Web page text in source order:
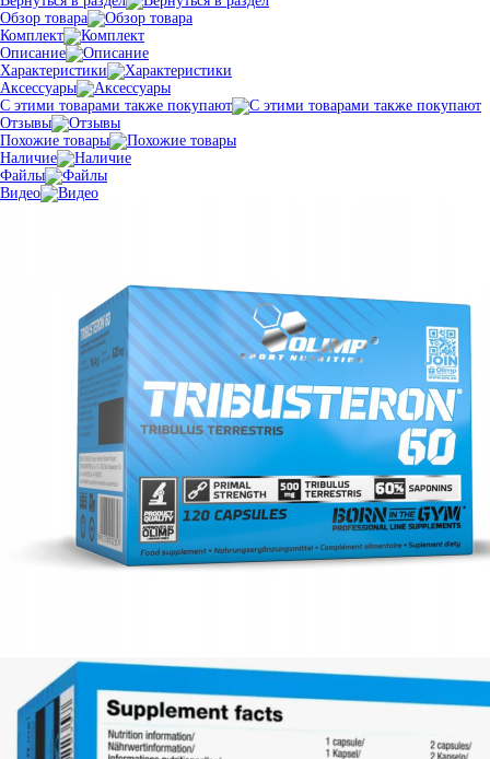
Обзор товара
Комплект
Описание
Характеристики
Аксессуары
С этими товарами также покупают
Отзывы
Похожие товары
Наличие
Файлы
Видео